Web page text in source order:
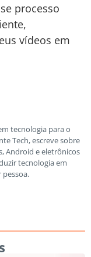
processo
vídeos em
tecnologia para o
Tech, escreve sobre
Android e eletrônicos
tecnologia em
pessoa.